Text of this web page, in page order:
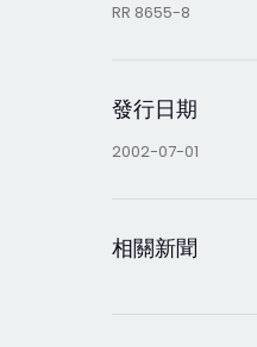
RR 8655-8
發行日期
2002-07-01
相關新聞